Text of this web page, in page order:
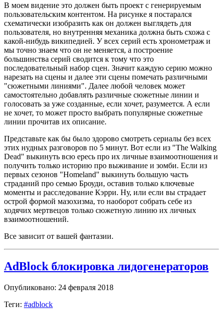
В моем видение это должен быть проект с генерируемым
пользовательским контентом. На рисунке я постарался
схематически изобразить как он должен выглядеть для
пользователя, но внутренняя механика должна быть схожа с
какой-нибудь википедией. У всех серий есть хронометраж и
мы точно знаем что он не меняется, а построение
большинства серий сводится к тому что это
последовательный набор сцен. Значит каждую серию можно
нарезать на сцены и далее эти сцены помечать различными
"сюжетными линиями". Далее любой человек может
самостоятельно добавлять различные сюжетные линии и
голосовать за уже созданные, если хочет, разумеется. А если
не хочет, то может просто выбрать популярные сюжетные
линии прочитав их описание.
Представьте как бы было здорово смотреть сериалы без всех
этих нудных разговоров по 5 минут. Вот если из "The Walking
Dead" выкинуть всю ересь про их личные взаимоотношения и
получить только историю про выживание и зомби. Если из
первых сезонов "Homeland" выкинуть большую часть
страданий про семью Броуди, оставив только ключевые
моменты и расследование Кэрри. Ну, или если вы страдает
острой формой мазохизма, то наоборот собрать себе из
ходячих мертвецов только сюжетную линию их личных
взаимоотношений.
Все зависит от вашей фантазии.
AdBlock блокировка лидогенераторов
Опубликовано: 24 февраля 2018
Теги: #adblock